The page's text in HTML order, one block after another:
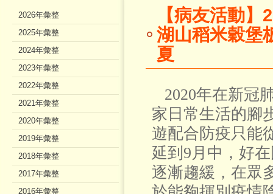
【病友活動
湖山稻米穀堡
夏
2020年在新冠
家日常生活的腳
遊配合防疫只能
延到9月中，好
逐漸趨緩，在眾
2026年彙整
2025年彙整
2024年彙整
2023年彙整
2022年彙整
2021年彙整
2020年彙整
2019年彙整
2018年彙整
2017年彙整
2016年彙整